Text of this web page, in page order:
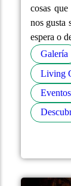
cosas
nos gusta
espera o
Galería
Living
Eventos